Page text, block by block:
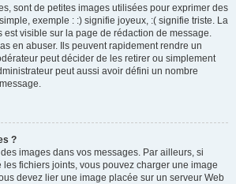
sont de petites images utilisées pour exprimer des
exemple : :) signifie joyeux, :( signifie triste. La
est visible sur la page de rédaction de message.
en abuser. Ils peuvent rapidement rendre un
peut décider de les retirer ou simplement
peut aussi avoir défini un nombre
?
images dans vos messages. Par ailleurs, si
les fichiers joints, vous pouvez charger une image
devez lier une image placée sur un serveur Web